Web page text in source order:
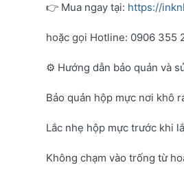
👉 Mua ngay tại: https://
hoặc gọi Hotline: 0906 355
⚙️ Hướng dẫn bảo quản và
Bảo quản hộp mực nơi khô
Lắc nhẹ hộp mực trước khi
Không chạm vào trống từ